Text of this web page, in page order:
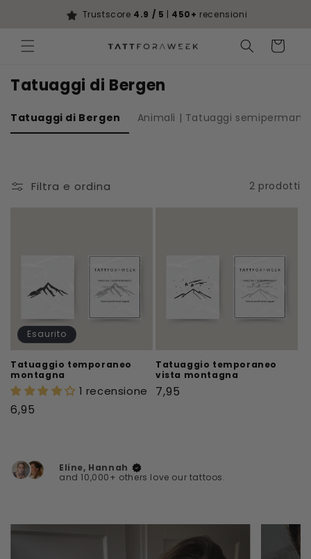
direttamente Trustscore 4.9 / 5 | 450+ recensioni
Carrello
Tatuaggi di Bergen
Tatuaggi di Bergen Animali | Tatuaggi
Filtra e ordina 2 prodotti
Esaurito
Tatuaggio temporaneo
montagna
1 recensione
Prezzo
6,95
Tatuaggio temporaneo
vista montagna
Prezzo
7,95
Eline, Hannah
and 10,000+ others love our tattoos.